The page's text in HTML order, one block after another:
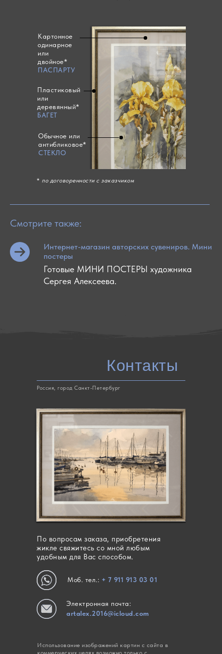
Пластиковый
или
деревянный*
БАГЕТ
Обычное или
антибликовое*
СТЕКЛО
* по договоренности c заказчиком
Картонное
одинарное
или
двойное*
ПАСПАРТУ
Смотрите также:
Интернет-магазин авторских сувениров. Мини
постеры
Готовые МИНИ ПОСТЕРЫ художника
Сергея Алексеева.
По вопросам заказа, приобретения
жикле свяжитесь со мной любым
удобным для Вас способом.
Моб. тел.: + 7 911 913 03 01
Электронная почта:
artalex.2016@icloud.com
Контакты
Россия, город Санкт-Петербург
Использование изображений картин с сайта в
коммерческих целях возможно только с